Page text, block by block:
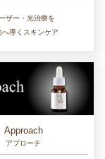
ザー・光治療を
へ導くスキンケア
Approach
アプローチ